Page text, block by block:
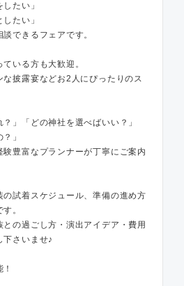
たい」
たい」
できるフェアです。
いる方も大歓迎。
披露宴などお2人にぴったりのス
？」「どの神社を選べばいい？」
」
験豊富なプランナーが丁寧にご案内
試着スケジュール、準備の進め方
。
の過ごし方・演出アイデア・費用
下さいませ♪